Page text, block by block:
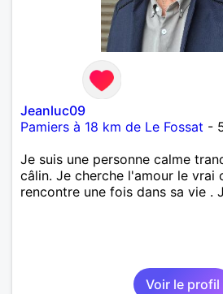
Jeanluc09
Pamiers à 18 km de Le Fossat -
Je suis une personne calme
câlin. Je cherche l'amour le vrai
rencontre une fois dans sa vie .
Voir le profil